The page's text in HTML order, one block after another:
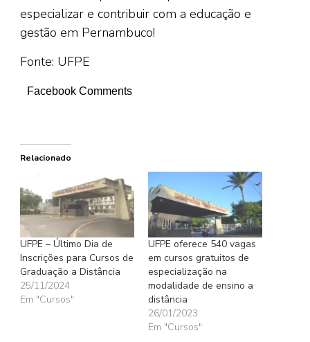
especializar e contribuir com a educação e
gestão em Pernambuco!
Fonte: UFPE
Facebook Comments
Relacionado
UFPE – Último Dia de
Inscrições para Cursos de
Graduação a Distância
25/11/2024
Em "Cursos"
UFPE oferece 540 vagas
em cursos gratuitos de
especialização na
modalidade de ensino a
distância
26/01/2023
Em "Cursos"